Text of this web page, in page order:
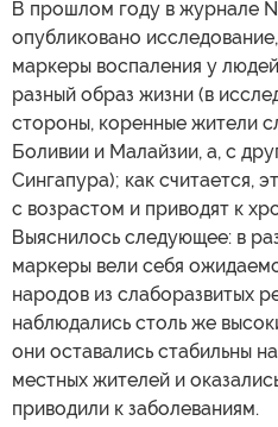
В прошлом году в журнале
опубликовано
маркеры воспаления у
разный образ жизни (в
стороны, коренные жители
Боливии и Малайзии, а, с
Сингапура); как считается,
с возрастом и приводят к
Выяснилось следующее: в
маркеры вели себя
народов из слаборазвитых
наблюдались столь же
они оставались стабильны
местных жителей и
приводили к заболеваниям.